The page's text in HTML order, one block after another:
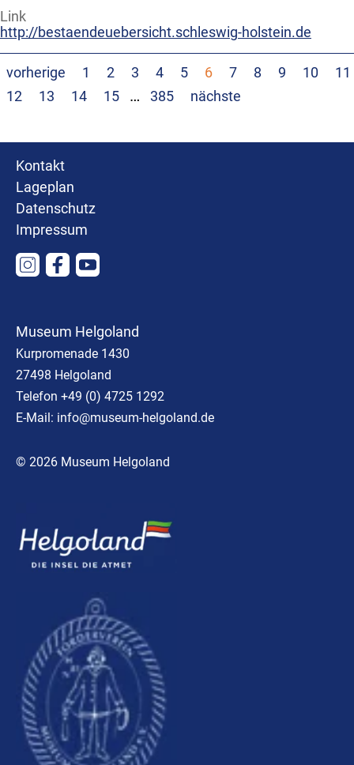
Link
http://bestaendeuebersicht.schleswig-holstein.de
vorherige 1 2 3 4 5 6 7 8 9 10
11
12
13 14 15 … 385 nächste
Kontakt
Lageplan
Datenschutz
Impressum
Museum Helgoland
Kurpromenade 1430
27498 Helgoland
Telefon +49 (0) 4725 1292
E-Mail: info@museum-helgoland.de
© 2026 Museum Helgoland